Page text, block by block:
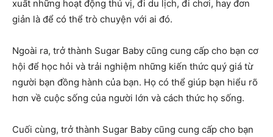
xuất những hoạt động thú vị, đi du lịch, đi chơi, hay đơn
giản là để có thể trò chuyện với ai đó.
Ngoài ra, trở thành Sugar Baby cũng cung cấp cho bạn cơ
hội để học hỏi và trải nghiệm những kiến thức quý giá từ
người bạn đồng hành của bạn. Họ có thể giúp bạn hiểu rõ
hơn về cuộc sống của người lớn và cách thức họ sống.
Cuối cùng, trở thành Sugar Baby cũng cung cấp cho bạn